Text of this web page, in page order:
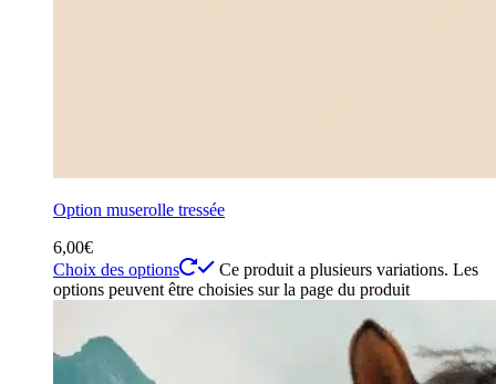
Option muserolle tressée
6,00€
Choix des options
Ce produit a plusieurs variations. Les
options peuvent être choisies sur la page du produit